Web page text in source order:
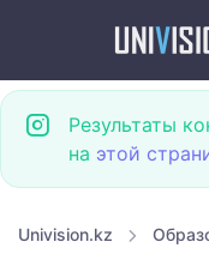
Результаты
на этой
Univision.kz